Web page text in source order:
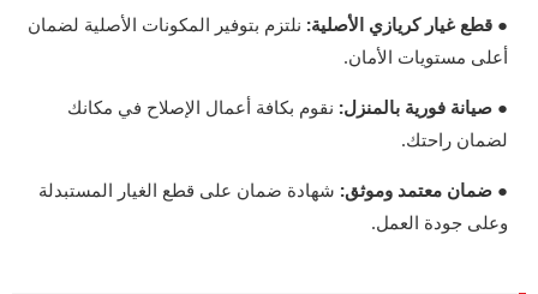
● قطع غيار كريازي الأصلية: نلتزم بتوفير المكونات الأصلية لضمان
أعلى مستويات الأمان.
● صيانة فورية بالمنزل: نقوم بكافة أعمال الإصلاح في مكانك
لضمان راحتك.
● ضمان معتمد وموثق: شهادة ضمان على قطع الغيار المستبدلة
وعلى جودة العمل.